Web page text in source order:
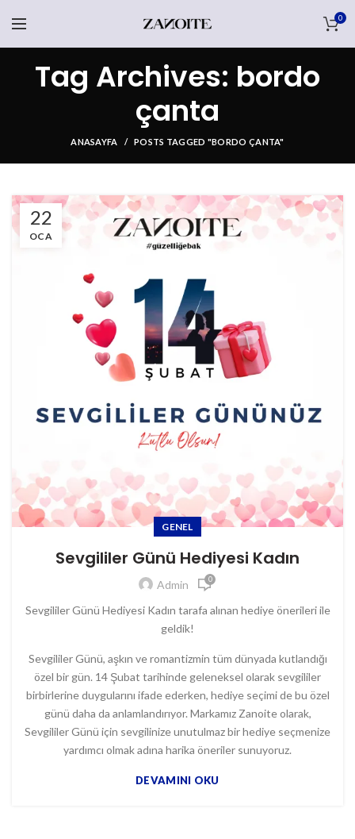
0
Tag Archives: bordo
çanta
ANASAYFA POSTS TAGGED "BORDO ÇANTA"
22
OCA
GENEL
Sevgililer Günü Hediyesi Kadın
Admin 0
Sevgililer Günü Hediyesi Kadın tarafa alınan hediye önerileri ile
geldik!
Sevgililer Günü, aşkın ve romantizmin tüm dünyada kutlandığı
özel bir gün. 14 Şubat tarihinde geleneksel olarak sevgililer
birbirlerine duygularını ifade ederken, hediye seçimi de bu özel
günü daha da anlamlandırıyor. Markamız Zanoite olarak,
Sevgililer Günü için sevgilinize unutulmaz bir hediye seçmenize
yardımcı olmak adına harika öneriler sunuyoruz.
DEVAMINI OKU